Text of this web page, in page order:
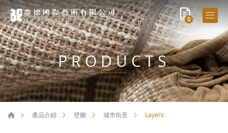
0
PRODUCTS
產品介紹 壁圖 城市街景 Layers